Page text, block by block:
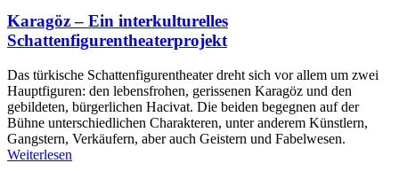
Karagöz – Ein interkulturelles
Schattenfigurentheaterprojekt
Das türkische Schattenfigurentheater dreht sich vor allem um zwei
Hauptfiguren: den lebensfrohen, gerissenen Karagöz und den
gebildeten, bürgerlichen Hacivat. Die beiden begegnen auf der
Bühne unterschiedlichen Charakteren, unter anderem Künstlern,
Gangstern, Verkäufern, aber auch Geistern und Fabelwesen.
Weiterlesen